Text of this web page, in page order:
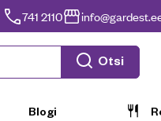
741 2110
Otsi
Blogi